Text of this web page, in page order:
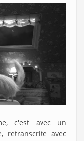
c'est avec un
retranscrite avec